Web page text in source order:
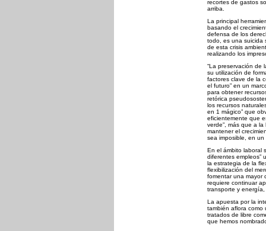
recortes de gastos
arriba.
La principal
basando el
defensa de los
todo, es una suicida
de esta crisis
realizando los
“La preservación de
su utilización de
factores clave de la
el futuro” en un
para obtener
retórica
los recursos
en 1 mágico” que
eficientemente que
verde”, más que a
mantener el
sea imposible, en
En el ámbito laboral
diferentes empleos”
la estrategia de la
flexibilización del
fomentar una mayor
requiere continuar
transporte y
La apuesta por la
también aflora como
tratados de libre
que hemos